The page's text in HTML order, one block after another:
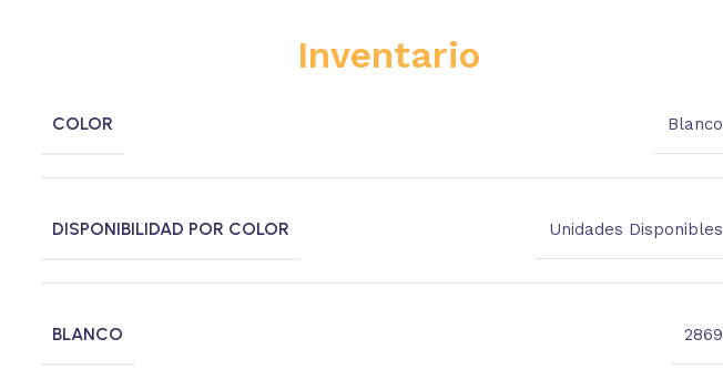
Inventario
COLOR Blanco
DISPONIBILIDAD POR COLOR Unidades Disponibles
BLANCO 2869